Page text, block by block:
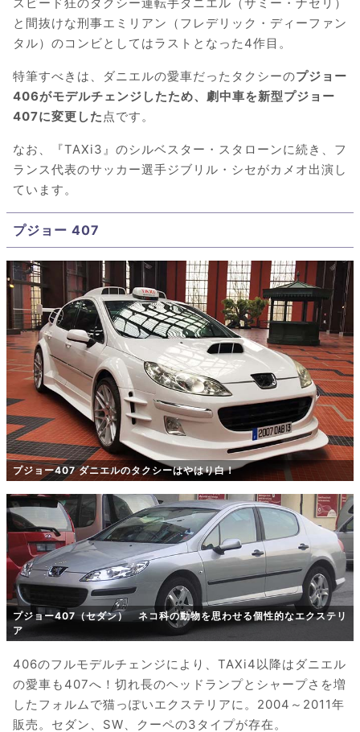
と間抜けな刑事エミリアン（フレデリック・ディーファン
タル）のコンビとしてはラストとなった4作目。
特筆すべきは、ダニエルの愛車だったタクシーのプジョー
406がモデルチェンジしたため、劇中車を新型プジョー
407に変更した 点です。
なお、『TAXi3』のシルベスター・スタローンに続き、フ
ランス代表のサッカー選手ジブリル・シセがカメオ出演し
ています。
プジョー 407
プジョー407 ダニエルのタクシーはやはり白！
プジョー407（セダン） ネコ科の動物を思わせる個性的なエクステリ
ア
406のフルモデルチェンジにより、TAXi4以降はダニエル
の愛車も407へ！切れ長のヘッドランプとシャープさを増
したフォルムで猫っぽいエクステリアに。2004～2011年
販売。セダン、SW、クーペの3タイプが存在。